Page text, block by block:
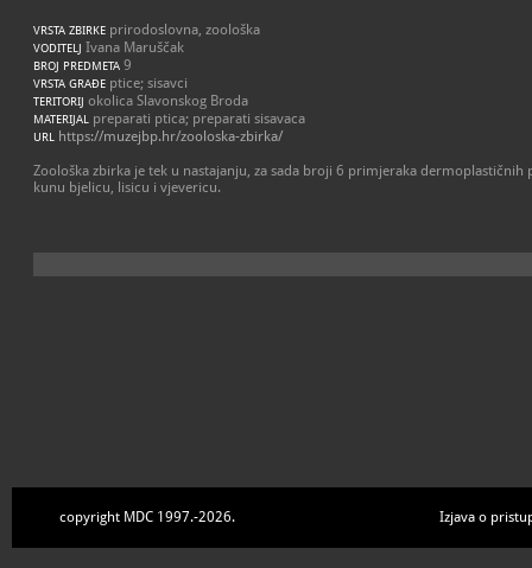
VRSTA ZBIRKE prirodoslovna, zoološka
VODITELJ Ivana Maruščak
BROJ PREDMETA 9
VRSTA GRAĐE ptice; sisavci
TERITORIJ okolica Slavonskog Broda
MATERIJAL preparati ptica; preparati sisavaca
URL https://muzejbp.hr/zooloska-zbirka/
Zoološka zbirka je tek u nastajanju, za sada broji 6 primjeraka
kunu bjelicu, lisicu i vjevericu.
copyright MDC 1997.-2026. Izjava o